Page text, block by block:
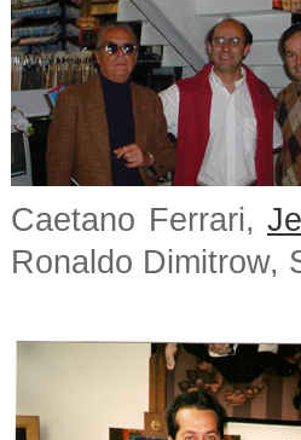
Caetano Ferrari,
Ronaldo Dimitrow,